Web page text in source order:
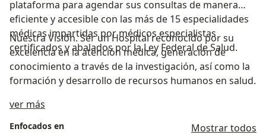
plataforma para agendar sus consultas de manera
eficiente y accesible con las más de 15 especialidades
médicas impartidas por médicos especialistas
certificados y abalados por la Ley Federal de Salud.
Nuestra Visión. Ser un Hospital reconocido por su
excelencia en la atención médica, generación de
conocimiento a través de la investigación, así como la
formación y desarrollo de recursos humanos en salud.
ver más
Enfocados en Mostrar todos